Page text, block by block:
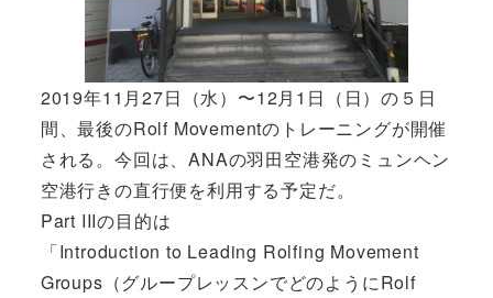
2019年11月27日（水）〜12月1日（日）の５日
間、最後のRolf Movementのトレーニングが開催
される。今回は、ANAの羽田空港発のミュンヘン
空港行きの直行便を利用する予定だ。
Part IIIの目的は
「Introduction to Leading Rolfing Movement
Groups（グループレッスンでどのようにRolf